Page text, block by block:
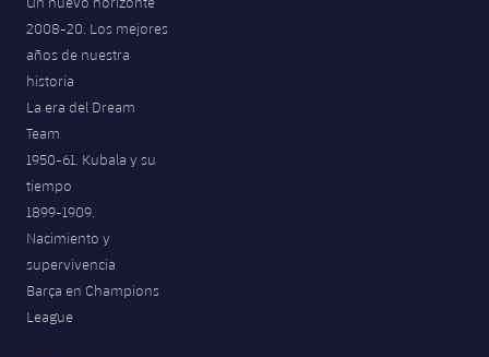
2008-20. Los mejores
años de nuestra
historia
La era del Dream
Team
1950-61. Kubala y su
tiempo
1899-1909.
Nacimiento y
supervivencia
Barça en Champions
League